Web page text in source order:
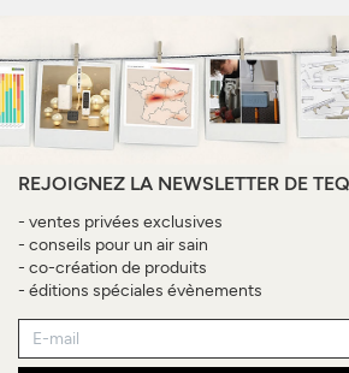
REJOIGNEZ LA NEWSLETTER DE
- ventes privées exclusives
- conseils pour un air sain
- co-création de produits
- éditions spéciales évènements